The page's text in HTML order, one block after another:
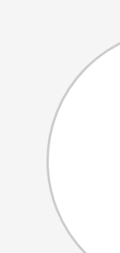
Semana
Passeio do
Associados
Orgãos Sociais
Publicações
Contactos